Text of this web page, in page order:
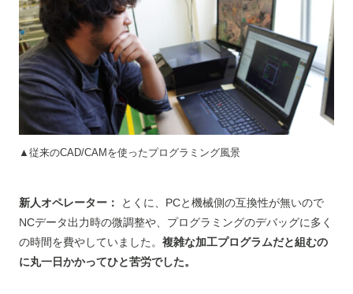
▲従来のCAD/CAMを使ったプログラミング風景
新人オペレーター：
とくに、PCと機械側の互換性が無いので
NCデータ出力時の微調整や、プログラミングのデバッグに多く
の時間を費やしていました。 複雑な加工プログラムだと組むの
に丸一日かかってひと苦労でした。